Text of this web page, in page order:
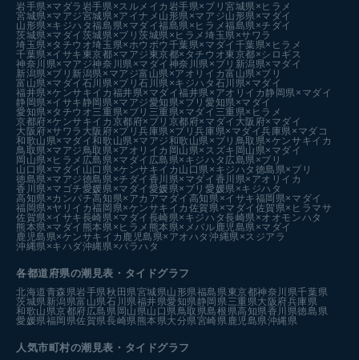
岩手県×マダラ 岩手県×スルメイカ 岩手県×ブリ宮城県×ヒラメ
宮城県×マアジ宮城県×アイナメ 山形県×マアジ山形県×マダイ
山形県×キジハタ福島県×マダイ福島県×ヒラメ福島県×チダイ
茨城県×マダイ 茨城県×ブリ茨城県×ヒラメ埼玉県×サワラ
埼玉県×タチウオ埼玉県×ホウボウ 千葉県×マダイ 千葉県×ヒラメ
千葉県×イサキ 東京都×マアジ 東京都×タチウオ東京都×シロギス
神奈川県×マアジ神奈川県×マダイ 神奈川県×ブリ 新潟県×マダイ
新潟県×ブリ 新潟県×マアジ富山県×アオリイカ富山県×ブリ
富山県×マダイ 石川県×ブリ石川県×キジハタ 石川県×マダイ
福井県×ケンサキイカ 福井県×マダイ福井県×アオリイカ 静岡県×マダイ
静岡県×イサキ 静岡県×マアジ愛知県×ブリ愛知県×マダイ
愛知県×タチウオ三重県×ブリ 三重県×マダイ 三重県×ヒラメ
京都府×ケンサキイカ 京都府×ブリ 京都府×マダイ 大阪府×マダイ
大阪府×サワラ 大阪府×ブリ兵庫県×ブリ兵庫県×マダイ兵庫県×マダコ
和歌山県×マダイ和歌山県×マアジ和歌山県×ブリ 鳥取県×ケンサキイカ
鳥取県×マアジ鳥取県×アオリイカ 岡山県×スズキ 岡山県×マダイ
岡山県×ヒラメ 広島県×マダイ 広島県×キジハタ 広島県×ブリ
山口県×マダイ 山口県×ケンサキイカ 山口県×キジハタ 徳島県×ブリ
徳島県×マアジ徳島県×チダイ 香川県×マダイ 香川県×アオリイカ
香川県×マゴチ愛媛県×マダイ 愛媛県×ブリ愛媛県×キジハタ
高知県×カンパチ高知県×アカアマダイ 高知県×イサキ福岡県×マダイ
福岡県×ヤリイカ福岡県×ケンサキイカ 佐賀県×マダイ 佐賀県×ヒラマサ
佐賀県×イサキ長崎県×マダイ 長崎県×キジハタ長崎県×オオモンハタ
熊本県×マダイ 熊本県×ヒラメ 熊本県×メバル鹿児島県×マダイ
鹿児島県×ケンサキイカ 鹿児島県×アオハタ沖縄県×スジアラ
沖縄県×キハダ沖縄県×バラハタ
各都道府県の潮見表 ・タイドグラフ
北海道青森県岩手県秋田県宮城県山形県福島県東京都神奈川県千葉県
茨城県新潟県富山県石川県福井県愛知県静岡県三重県大阪府兵庫県
和歌山県京都府広島県 岡山県山口県鳥取県島根県高知県香川県徳島県
愛媛県福岡県佐賀県長崎県熊本県大分県宮崎県鹿児島県沖縄県
人気市町村の潮見表・タイドグラフ